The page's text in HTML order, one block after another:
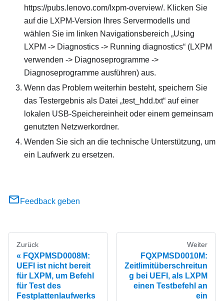
https://pubs.lenovo.com/lxpm-overview/. Klicken Sie
auf die LXPM-Version Ihres Servermodells und
wählen Sie im linken Navigationsbereich „Using
LXPM -> Diagnostics -> Running diagnostics“ (LXPM
verwenden -> Diagnoseprogramme ->
Diagnoseprogramme ausführen) aus.
Wenn das Problem weiterhin besteht, speichern Sie
das Testergebnis als Datei „test_hdd.txt“ auf einer
lokalen USB-Speichereinheit oder einem gemeinsam
genutzten Netzwerkordner.
Wenden Sie sich an die technische Unterstützung, um
ein Laufwerk zu ersetzen.
Feedback geben
Zurück
FQXPMSD0008M:
UEFI ist nicht bereit
für LXPM, um Befehl
für Test des
Festplattenlaufwerks
Weiter
FQXPMSD0010M:
Zeitlimitüberschreitun
g bei UEFI, als LXPM
einen Testbefehl an
ein